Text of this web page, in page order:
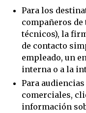
Para los
compañeros
técnicos), la
de contacto
empleado, un
interna o a la
Para
comerciales,
información